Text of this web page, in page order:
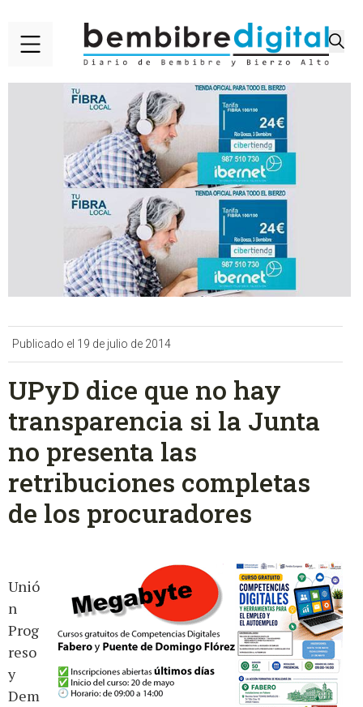
Publicado el 19 de julio de 2014
UPyD dice que no hay
transparencia si la Junta
no presenta las
retribuciones completas
de los procuradores
Unió
n
Prog
reso
y
Dem